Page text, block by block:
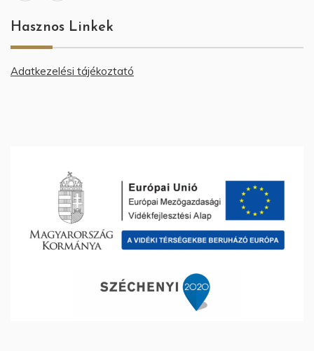
Hasznos Linkek
Adatkezelési tájékoztató